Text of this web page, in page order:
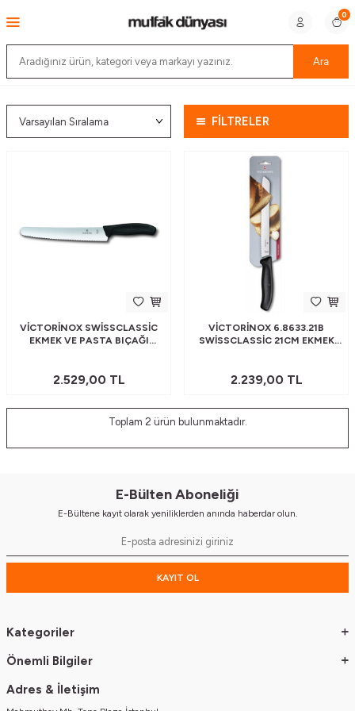
Ara
0
FİLTRELER
VICTORINOX SWISSCLASSIC
EKMEK VE PASTA BIÇAĞI
2.529,00TL
VICTORINOX 6.8633.21B
SWISSCLASSIC 21CM EKMEK
2.239,00TL
Toplam 2 ürün bulunmaktadır.
E-Bülten Aboneliği
E-Bültene kayıt olarak yeniliklerden anında haberdar olun.
KAYIT OL
Kategoriler
Önemli Bilgiler
Adres & İletişim